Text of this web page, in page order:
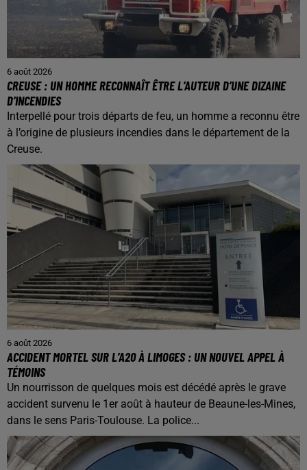
6 août 2026
CREUSE : UN HOMME RECONNAÎT ÊTRE L’AUTEUR D’UNE DIZAINE
D’INCENDIES
Interpellé pour trois départs de feu, un homme a reconnu être
à l’origine de plusieurs incendies dans le département de la
Creuse.
6 août 2026
ACCIDENT MORTEL SUR L’A20 À LIMOGES : UN NOUVEL APPEL À
TÉMOINS
Un nourrisson de quelques mois est décédé après le grave
accident survenu le 1er août à hauteur de Beaune-les-Mines,
dans le sens Paris-Toulouse. La police...